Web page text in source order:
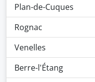
Plan-de-Cuques
Rognac
Venelles
Berre-l'Étang